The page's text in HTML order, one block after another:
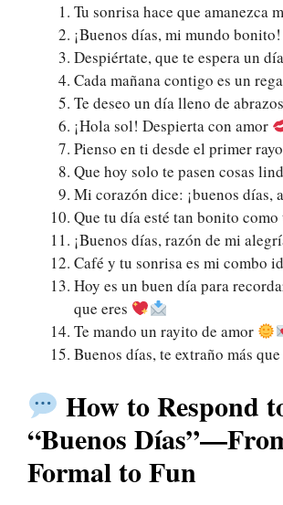
Tu sonrisa hace que amanezca
¡Buenos días, mi mundo bonito!
Despiértate, que te espera un
Cada mañana contigo es un
Te deseo un día lleno de abrazos
¡Hola sol! Despierta con amor
Pienso en ti desde el primer
Que hoy solo te pasen cosas
Mi corazón dice: ¡buenos días,
Que tu día esté tan bonito como
¡Buenos días, razón de mi
Café y tu sonrisa es mi combo
Hoy es un buen día para
que eres
Te mando un rayito de amor
Buenos días, te extraño más
How to Respond
“Buenos
Formal to Fun